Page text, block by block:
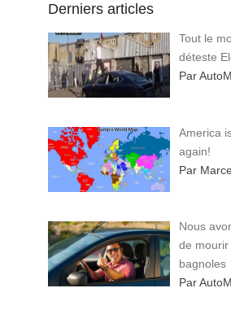
Derniers articles
Tout le
déteste
Par
America
again!
Par
Nous
de
bagnoles
Par